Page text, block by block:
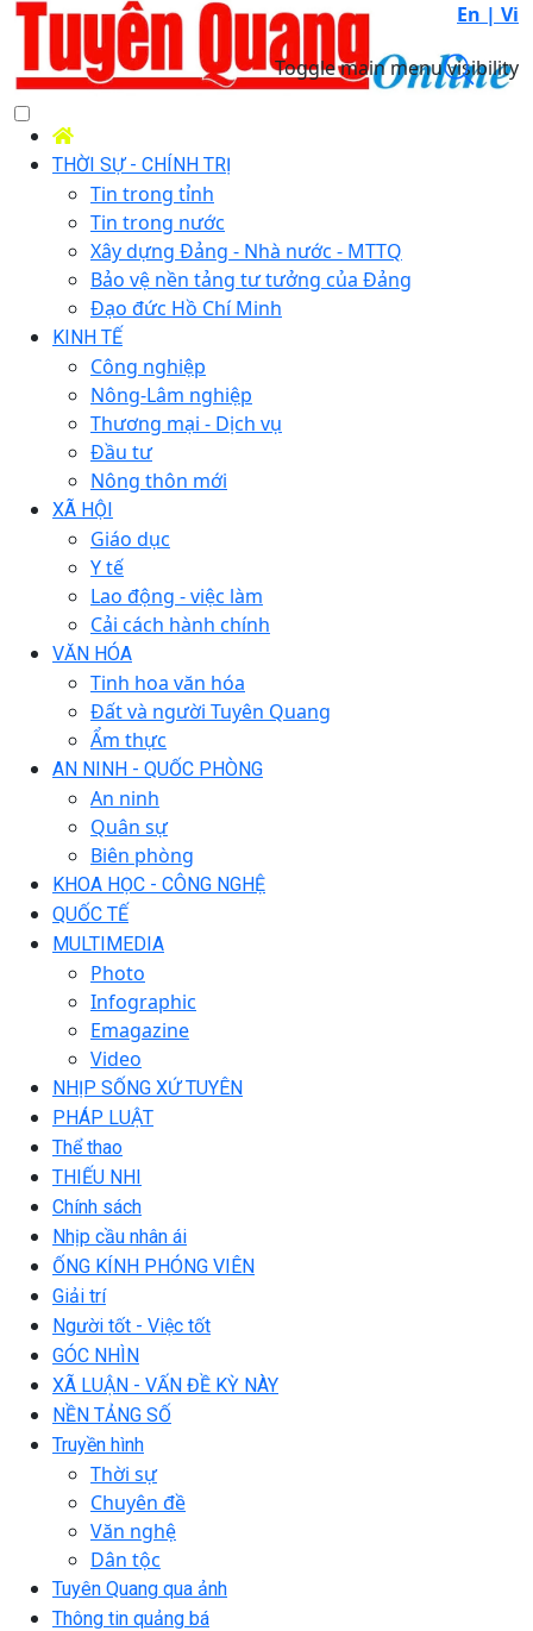
En | Vi
Toggle main menu visibility
THỜI SỰ - CHÍNH TRỊ
Tin trong tỉnh
Tin trong nước
Xây dựng Đảng - Nhà nước - MTTQ
Bảo vệ nền tảng tư tưởng của Đảng
Đạo đức Hồ Chí Minh
KINH TẾ
Công nghiệp
Nông-Lâm nghiệp
Thương mại - Dịch vụ
Đầu tư
Nông thôn mới
XÃ HỘI
Giáo dục
Y tế
Lao động - việc làm
Cải cách hành chính
VĂN HÓA
Tinh hoa văn hóa
Đất và người Tuyên Quang
Ẩm thực
AN NINH - QUỐC PHÒNG
An ninh
Quân sự
Biên phòng
KHOA HỌC - CÔNG NGHỆ
QUỐC TẾ
MULTIMEDIA
Photo
Infographic
Emagazine
Video
NHỊP SỐNG XỨ TUYÊN
PHÁP LUẬT
Thể thao
THIẾU NHI
Chính sách
Nhịp cầu nhân ái
ỐNG KÍNH PHÓNG VIÊN
Giải trí
Người tốt - Việc tốt
GÓC NHÌN
XÃ LUẬN - VẤN ĐỀ KỲ NÀY
NỀN TẢNG SỐ
Truyền hình
Thời sự
Chuyên đề
Văn nghệ
Dân tộc
Tuyên Quang qua ảnh
Thông tin quảng bá